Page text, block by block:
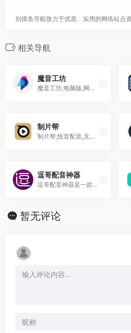
别摸鱼导航致力于优质、实用的网络站点
相关导航
魔音工坊
魔音工坊,电脑版,网页版,配音助手,破解版下载
制片帮
制片帮,悦音配音,无水印下载,音分轨,人声提取,视频素材网站
逗哥配音神器
逗哥配音神器是一款500w+达人热推的AI配音软件 拥有专业的AI智能配音技术 内置丰富的短视频创作工具如文案提取和人声分离功能 提供海量配音素材和模板 适合短视频创作和声音制作需求
暂无评论